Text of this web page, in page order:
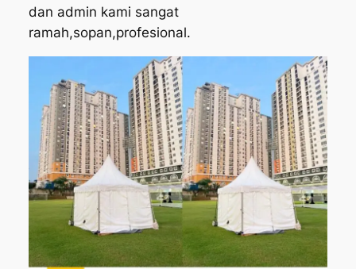
dan admin kami sangat
ramah,sopan,profesional.